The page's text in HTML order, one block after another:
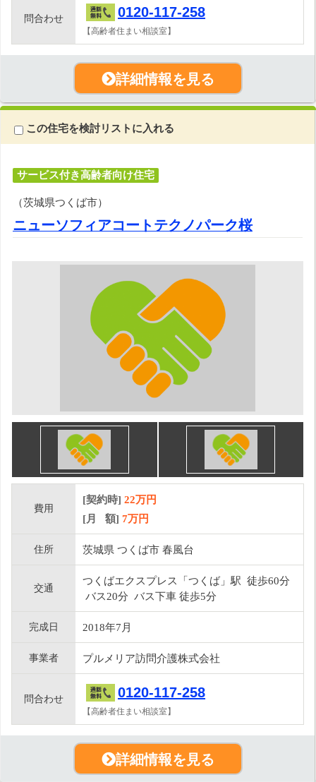
問合わせ 0120-117-258
【高齢者住まい相談室】
詳細情報を見る
この住宅を検討リストに入れる
サービス付き高齢者向け住宅
（茨城県つくば市）
ニューソフィアコートテクノパーク桜
費用
[契約時] 22万円
[月 額] 7万円
住所 茨城県 つくば市 春風台
交通
つくばエクスプレス「つくば」駅 徒歩60分
バス20分 バス下車 徒歩5分
完成日 2018年7月
事業者 プルメリア訪問介護株式会社
問合わせ 0120-117-258
【高齢者住まい相談室】
詳細情報を見る